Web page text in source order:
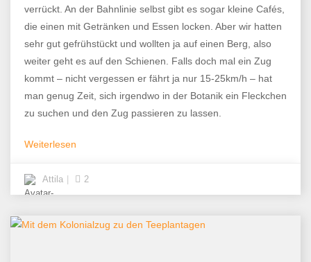
verrückt. An der Bahnlinie selbst gibt es sogar kleine Cafés,
die einen mit Getränken und Essen locken. Aber wir hatten
sehr gut gefrühstückt und wollten ja auf einen Berg, also
weiter geht es auf den Schienen. Falls doch mal ein Zug
kommt – nicht vergessen er fährt ja nur 15-25km/h – hat
man genug Zeit, sich irgendwo in der Botanik ein Fleckchen
zu suchen und den Zug passieren zu lassen.
Weiterlesen
Attila 2